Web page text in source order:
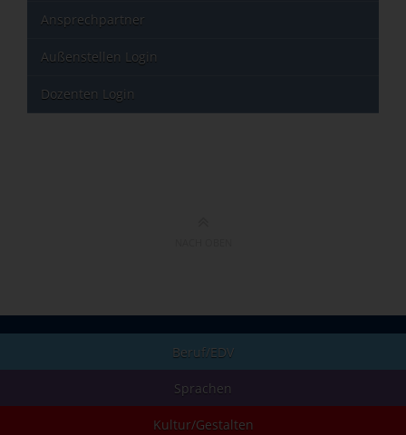
Ansprechpartner
Außenstellen Login
Dozenten Login
Beruf/EDV
Sprachen
Kultur/Gestalten